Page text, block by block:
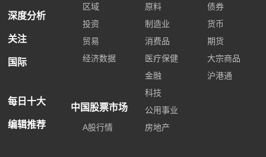
深度分析
关注
国际
每日十大
编辑推荐
区域
投资
贸易
经济数据
中国股票市场
A股行情
原料
制造业
消费品
医疗保健
金融
科技
公用事业
房地产
债券
货币
期货
大宗商品
沪港通